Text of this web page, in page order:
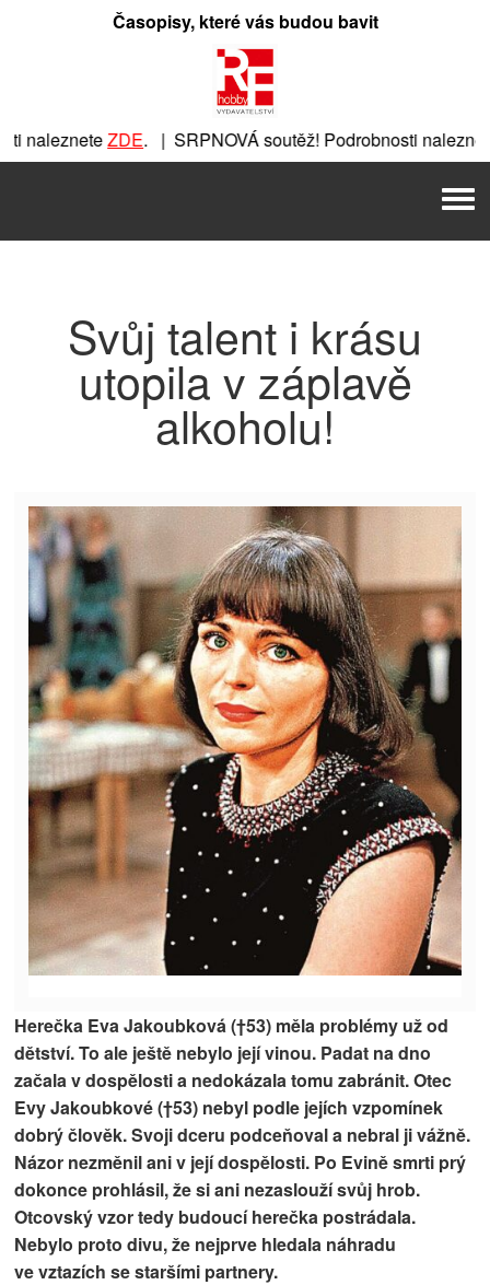
Časopisy, které vás budou bavit
nalezneteZDE. | SRPNOVÁ soutěž! Podrobnosti
. |
Svůj talent i krásu
utopila v záplavě
alkoholu!
Herečka Eva Jakoubková (†53) měla problémy už od
dětství. To ale ještě nebylo její vinou. Padat na dno
začala v dospělosti a nedokázala tomu zabránit. Otec
Evy Jakoubkové (†53) nebyl podle jejích vzpomínek
dobrý člověk. Svoji dceru podceňoval a nebral ji vážně.
Názor nezměnil ani v její dospělosti. Po Evině smrti prý
dokonce prohlásil, že si ani nezaslouží svůj hrob.
Otcovský vzor tedy budoucí herečka postrádala.
Nebylo proto divu, že nejprve hledala náhradu
ve vztazích se staršími partnery.